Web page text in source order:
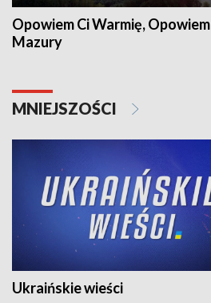
Opowiem Ci Warmię, Opowiem
Mazury
MNIEJSZOŚCI
Ukraińskie wieści